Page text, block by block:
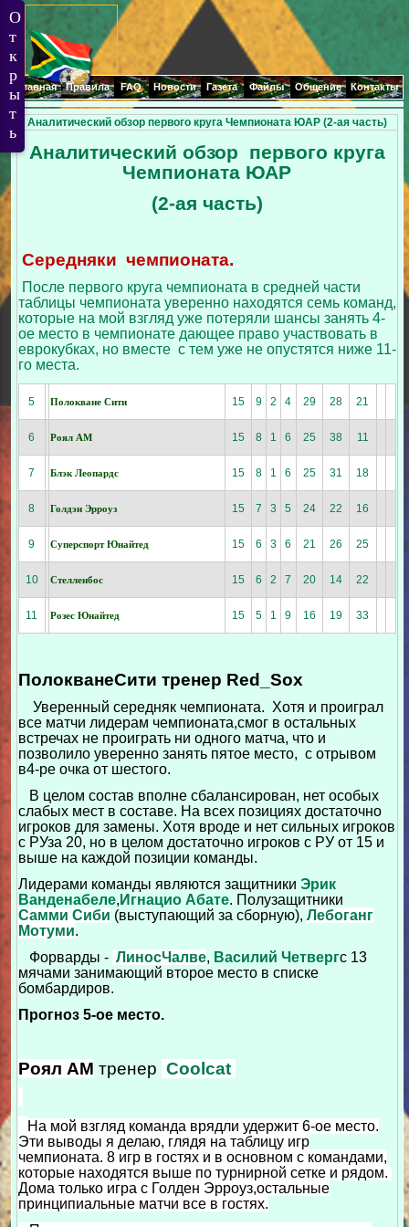
Главная Правила FAQ Новости Газета Файлы Общение Контакты
Аналитический обзор первого круга Чемпионата ЮАР (2-ая часть)
Аналитический обзор первого круга
Чемпионата ЮАР
(2-ая часть)
Середняки чемпионата.
После первого круга чемпионата в средней части
таблицы чемпионата уверенно находятся семь команд,
которые на мой взгляд уже потеряли шансы занять 4-
ое место в чемпионате дающее право участвовать в
еврокубках, но вместе с тем уже не опустятся ниже 11-
го места.
5 Полокване Сити 15 9 2 4 29 28 21
6 Роял АМ 15 8 1 6 25 38 11
7 Блэк Леопардс 15 8 1 6 25 31 18
8 Голдэн Эрроуз 15 7 3 5 24 22 16
9 Суперспорт Юнайтед 15 6 3 6 21 26 25
10 Стелленбос 15 6 2 7 20 14 22
11 Розес Юнайтед 15 5 1 9 16 19 33
ПолокванеСити тренер Red_Sox
Уверенный середняк чемпионата. Хотя и проиграл
все матчи лидерам чемпионата,смог в остальных
встречах не проиграть ни одного матча, что и
позволило уверенно занять пятое место, с отрывом
в4-ре очка от шестого.
В целом состав вполне сбалансирован, нет особых
слабых мест в составе. На всех позициях достаточно
игроков для замены. Хотя вроде и нет сильных игроков
с РУза 20, но в целом достаточно игроков с РУ от 15 и
выше на каждой позиции команды.
Лидерами команды являются защитники Эрик
Ванденабеле, Игнацио Абате. Полузащитники
Самми Сиби (выступающий за сборную), Лебоганг
Мотуми.
Форварды - ЛиносЧалве, Василий Четвергс 13
мячами занимающий второе место в списке
бомбардиров.
Прогноз 5-ое место.
Роял АМ тренер Coolcat
На мой взгляд команда врядли удержит 6-ое место.
Эти выводы я делаю, глядя на таблицу игр
чемпионата. 8 игр в гостях и в основном с командами,
которые находятся выше по турнирной сетке и рядом.
Дома только игра с Голден Эрроуз,остальные
принципиальные матчи все в гостях.